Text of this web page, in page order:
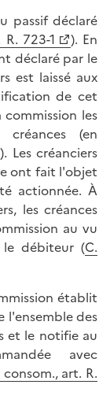
passif déclaré
723-1
). En
déclaré par le
est laissé aux
de cet
les
(en
Les créanciers
ont fait l'objet
actionnée. À
les créances
au vu
le débiteur (C.
établit
l'ensemble des
et le notifie au
avec
consom., art. R.